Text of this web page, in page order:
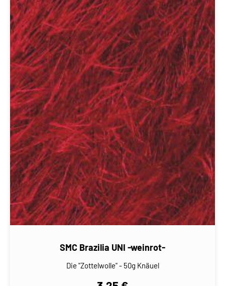
SMC Brazilia UNI -weinrot-
Die "Zottelwolle" - 50g Knäuel